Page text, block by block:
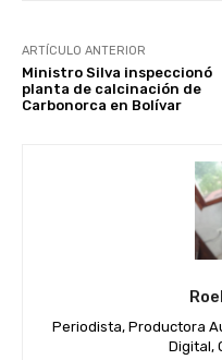
ARTÍCULO ANTERIOR
Ministro Silva inspeccionó
planta de calcinación de
Carbonorca en Bolívar
Periodista, Productora
Digital,